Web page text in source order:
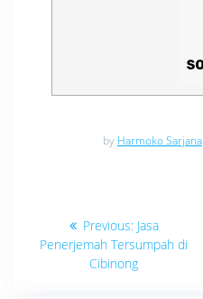
by Harmoko Sarjana
Navigasi
pos
Previous: Previous
post:
Jasa
Penerjemah Tersumpah di
Cibinong